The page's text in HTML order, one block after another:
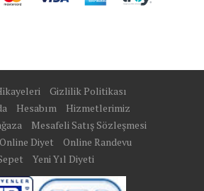
Gizlilik Politikası
Hesabım
Hizmetlerimiz
Mesafeli Satış Sözleşmesi
Online Diyet
Online Randevu
Yeni Yıl Diyeti